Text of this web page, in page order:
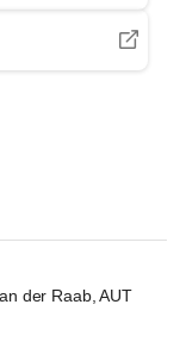
der Raab, AUT